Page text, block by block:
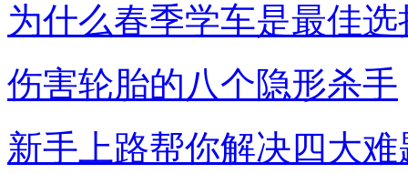
为什么春季学车是最佳选
伤害轮胎的八个隐形杀手
新手上路帮你解决四大难